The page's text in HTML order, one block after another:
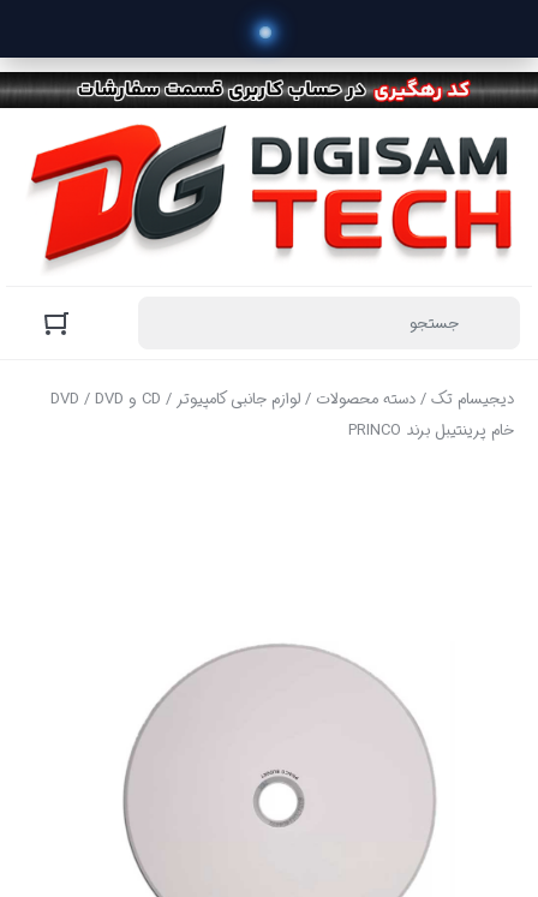
دیجیسام تک/دسته محصولات /لوازم جانبی کامپیوتر/ CD و DVD
/ DVD
خام پرینتیبل برند PRINCO